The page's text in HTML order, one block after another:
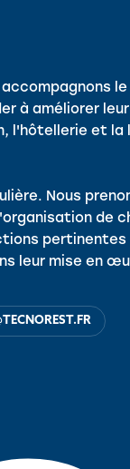
à améliorer
l'hôtellerie et la
Nous
de
leur mise en